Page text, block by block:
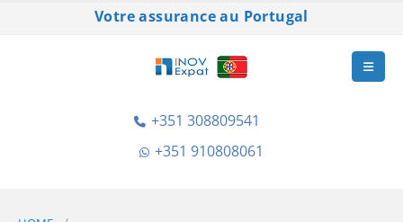
Votre assurance au Portugal
+351 308809541
+351 910808061